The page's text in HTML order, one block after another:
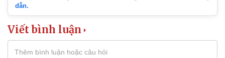
dẫn.
Viết bình luận